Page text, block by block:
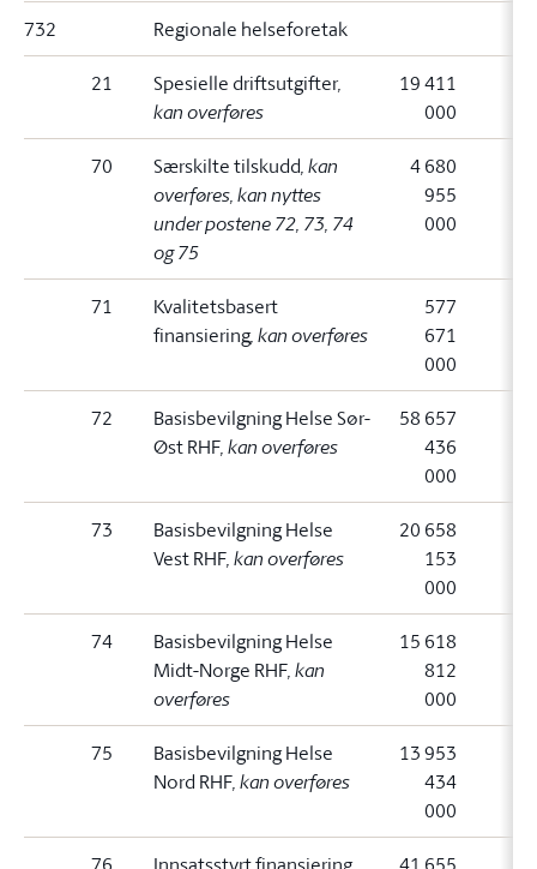
732 Regionale helseforetak
21 Spesielle driftsutgifter,
kan overføres
19 411
000
70 Særskilte tilskudd, kan
overføres, kan nyttes
under postene 72, 73, 74
og 75
4 680
955
000
71
Kvalitetsbasert
finansiering, kan overføres
577
671
000
72
Basisbevilgning Helse Sør-
Øst RHF, kan overføres
58 657
436
000
73
Basisbevilgning Helse
Vest RHF, kan overføres
20 658
153
000
74
Basisbevilgning Helse
Midt-Norge RHF, kan
overføres
15 618
812
000
75
Basisbevilgning Helse
Nord RHF, kan overføres
13 953
434
000